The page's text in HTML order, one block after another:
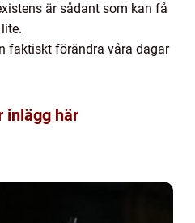
är sådant som kan få
faktiskt förändra våra dagar
inlägg här